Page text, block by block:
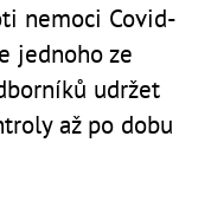
nemoci Covid-
jednoho ze
udržet
až po dobu